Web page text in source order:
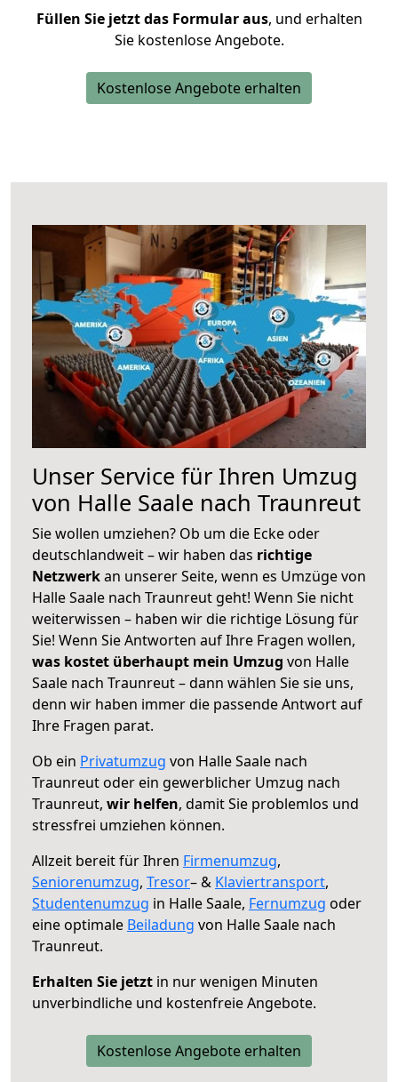
Füllen Sie jetzt das Formular aus, und erhalten
Sie kostenlose Angebote.
Kostenlose Angebote erhalten
Unser Service für Ihren Umzug
von Halle Saale nach Traunreut
Sie wollen umziehen? Ob um die Ecke oder
deutschlandweit – wir haben das richtige
Netzwerkan unserer Seite, wenn es Umzüge von
Halle Saale nach Traunreut geht! Wenn Sie nicht
weiterwissen – haben wir die richtige Lösung für
Sie! Wenn Sie Antworten auf Ihre Fragen wollen,
was kostet überhaupt mein Umzug von Halle
Saale nach Traunreut – dann wählen Sie sie uns,
denn wir haben immer die passende Antwort auf
Ihre Fragen parat.
Ob ein Privatumzug von Halle Saale nach
Traunreut oder ein gewerblicher Umzug nach
Traunreut, wir helfen, damit Sie problemlos und
stressfrei umziehen können.
Allzeit bereit für Ihren Firmenumzug,
Seniorenumzug, Tresor– & Klaviertransport,
Studentenumzug in Halle Saale, Fernumzug oder
eine optimale Beiladung von Halle Saale nach
Traunreut.
Erhalten Sie jetzt in nur wenigen Minuten
unverbindliche und kostenfreie Angebote.
Kostenlose Angebote erhalten